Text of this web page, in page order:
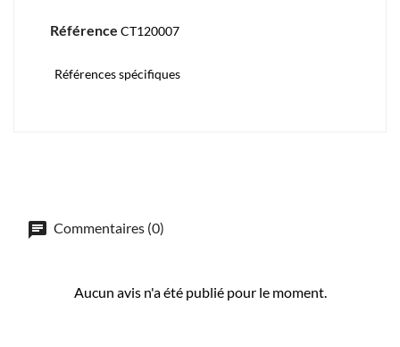
Référence CT120007
Références spécifiques
Commentaires (0)
Aucun avis n'a été publié pour le moment.